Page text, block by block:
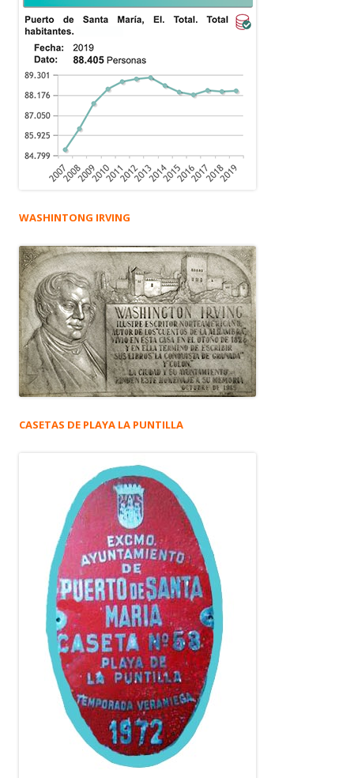
WASHINTONG IRVING
CASETAS DE PLAYA LA PUNTILLA